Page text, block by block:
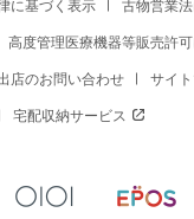
に基づく表示 古物営業
高度管理医療機器等販売許
店のお問い合わせ サイ
宅配収納サービス